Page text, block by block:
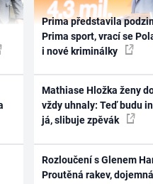
Prima představila
Prima sport, vrací se
i nové kriminálky
Mathiase Hložka ženy
vždy uhnaly: Teď budu
já, slibuje zpěvák
Rozloučení s Glenem
Proutěná rakev,